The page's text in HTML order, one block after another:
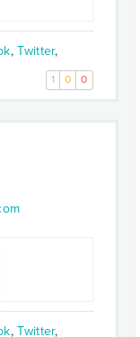
,Twitter,
1 0 0
,Twitter,